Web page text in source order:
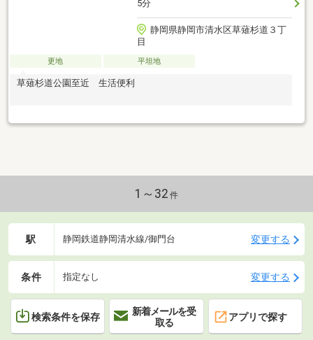
5分
静岡県静岡市清水区草薙杉道３丁
目
更地 平坦地
草薙杉道公園至近 生活便利
1～32 件
駅 静岡鉄道静岡清水線/御門台 変更する
条件 指定なし 変更する
検索条件を保存
新着メールを受
取る
アプリで探す